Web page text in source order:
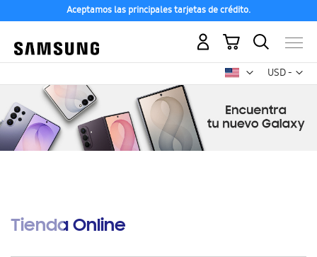
Aceptamos las principales tarjetas de crédito.
USD -
dólar
Mi carrito
Tienda Online